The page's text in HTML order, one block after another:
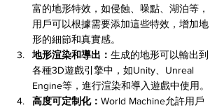
富的地形特效，如侵蝕、噪點、湖泊等，
用戶可以根據需要添加這些特效，增加地
形的細節和真實感。
地形渲染和導出： 生成的地形可以輸出到
各種3D遊戲引擎中，如Unity、Unreal
Engine等，進行渲染和導入遊戲中使用。
高度可定制化： World Machine允許用戶